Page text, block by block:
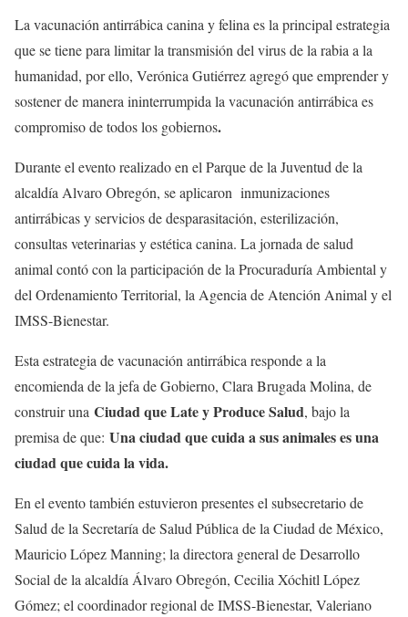
La vacunación antirrábica canina y felina es la principal estrategia
que se tiene para limitar la transmisión del virus de la rabia a la
humanidad, por ello, Verónica Gutiérrez agregó que emprender y
sostener de manera ininterrumpida la vacunación antirrábica es
compromiso de todos los gobiernos.
Durante el evento realizado en el Parque de la Juventud de la
alcaldía Alvaro Obregón, se aplicaron inmunizaciones
antirrábicas y servicios de desparasitación, esterilización,
consultas veterinarias y estética canina. La jornada de salud
animal contó con la participación de la Procuraduría Ambiental y
del Ordenamiento Territorial, la Agencia de Atención Animal y el
IMSS-Bienestar.
Esta estrategia de vacunación antirrábica responde a la
encomienda de la jefa de Gobierno, Clara Brugada Molina, de
construir una Ciudad que Late y Produce Salud, bajo la
premisa de que: Una ciudad que cuida a sus animales es una
ciudad que cuida la vida.
En el evento también estuvieron presentes el subsecretario de
Salud de la Secretaría de Salud Pública de la Ciudad de México,
Mauricio López Manning; la directora general de Desarrollo
Social de la alcaldía Álvaro Obregón, Cecilia Xóchitl López
Gómez; el coordinador regional de IMSS-Bienestar, Valeriano